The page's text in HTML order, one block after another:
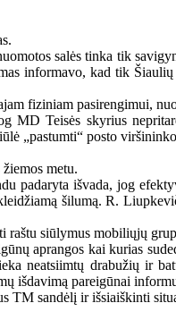
salės tinka tik
informavo, kad tik
fiziniam pasirengimui,
MD Teisės skyrius
„pastumti“ posto
metu.
padaryta išvada, jog
šilumą. R.
siūlymus mobiliųjų
aprangos kai kurias
neatsiimtų drabužių ir
išdavimą pareigūnai
sandėlį ir išsiaiškinti